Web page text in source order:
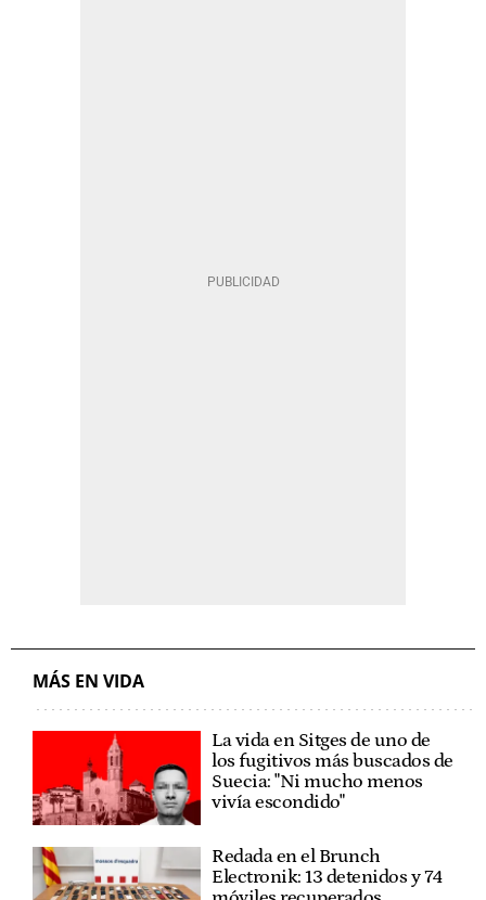
MÁS EN VIDA
La vida en Sitges de uno de
los fugitivos más buscados de
Suecia: "Ni mucho menos
vivía escondido"
Redada en el Brunch
Electronik: 13 detenidos y 74